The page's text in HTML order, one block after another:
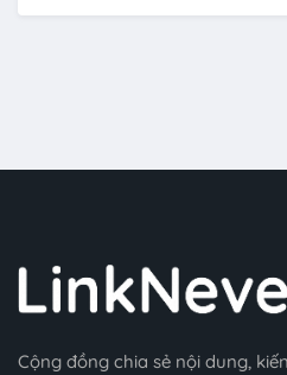
Cộng đồng chia sẻ nội dung,